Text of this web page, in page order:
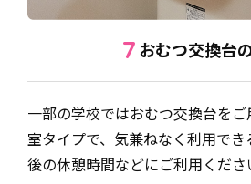
7おむつ交換台
一部の学校ではおむつ交換台を
室タイプで、気兼ねなく利用で
後の休憩時間などにご利用くださ